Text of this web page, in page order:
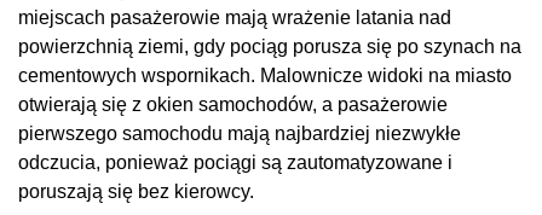
miejscach pasażerowie mają wrażenie latania nad
powierzchnią ziemi, gdy pociąg porusza się po szynach na
cementowych wspornikach. Malownicze widoki na miasto
otwierają się z okien samochodów, a pasażerowie
pierwszego samochodu mają najbardziej niezwykłe
odczucia, ponieważ pociągi są zautomatyzowane i
poruszają się bez kierowcy.